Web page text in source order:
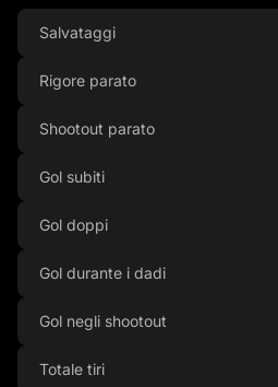
Salvataggi
Rigore parato
Shootout parato
Gol subiti
Gol doppi
Gol durante i dadi
Gol negli shootout
Totale tiri